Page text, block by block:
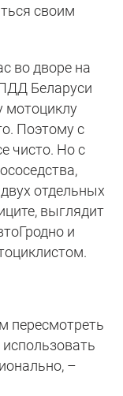
своим
во дворе на
Беларуси
мотоциклу
Поэтому с
чисто. Но с
отдельных
выглядит
и
пересмотреть
использовать
–